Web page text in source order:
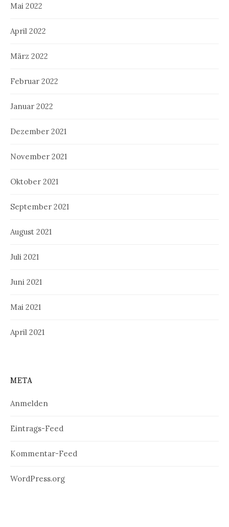
Mai 2022
April 2022
März 2022
Februar 2022
Januar 2022
Dezember 2021
November 2021
Oktober 2021
September 2021
August 2021
Juli 2021
Juni 2021
Mai 2021
April 2021
META
Anmelden
Eintrags-Feed
Kommentar-Feed
WordPress.org